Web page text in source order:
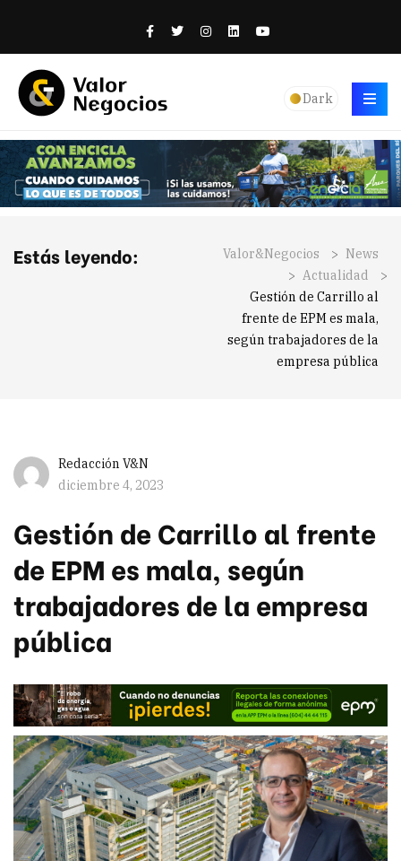
Dark
Estás leyendo: Valor&Negocios > News
> Actualidad
>
Gestión de Carrillo al
frente de EPM es mala,
según trabajadores de la
empresa pública
Redacción V&N
diciembre 4, 2023
Gestión de Carrillo al frente
de EPM es mala, según
trabajadores de la empresa
pública